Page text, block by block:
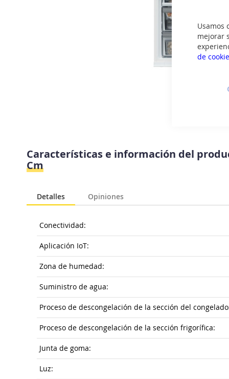
Usamos
mejorar
de
al
comienzo
de
Características e información del
Cm
Detalles
Conectividad:
Aplicación IoT:
Zona de humedad:
Suministro de agua:
Proceso de descongelación de la sección del
Proceso de descongelación de la sección frigorífica:
Junta de goma:
Luz:
Opiniones